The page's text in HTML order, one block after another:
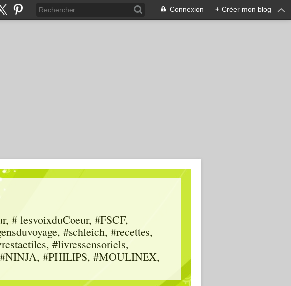
Connexion + Créer mon blog
# lesvoixduCoeur, #FSCF,
#schleich, #recettes,
#livressensoriels,
#PHILIPS, #MOULINEX,